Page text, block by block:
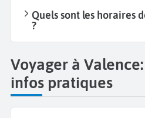
Quels sont les horaires
?
Voyager à
infos pratiques